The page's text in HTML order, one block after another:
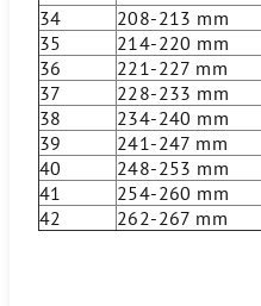
34
208-213 mm
35
214-220 mm
36
221-227 mm
37
228-233 mm
38
234-240 mm
39
241-247 mm
40
248-253 mm
41
254-260 mm
42
262-267 mm